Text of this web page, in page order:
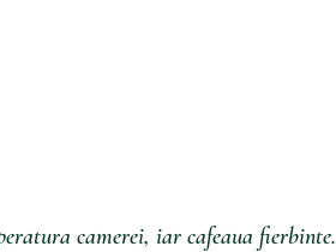
camerei, iar cafeaua fierbinte.